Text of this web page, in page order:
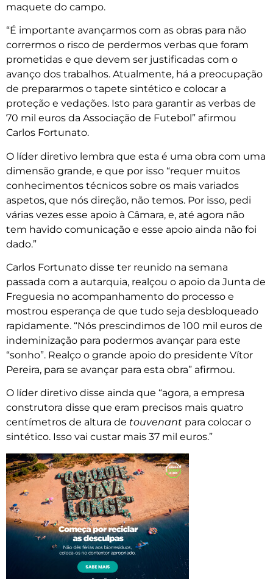
maquete do campo.
“É importante avançarmos com as obras para não
corrermos o risco de perdermos verbas que foram
prometidas e que devem ser justificadas com o
avanço dos trabalhos. Atualmente, há a preocupação
de prepararmos o tapete sintético e colocar a
proteção e vedações. Isto para garantir as verbas de
70 mil euros da Associação de Futebol” afirmou
Carlos Fortunato.
O líder diretivo lembra que esta é uma obra com uma
dimensão grande, e que por isso “requer muitos
conhecimentos técnicos sobre os mais variados
aspetos, que nós direção, não temos. Por isso, pedi
várias vezes esse apoio à Câmara, e, até agora não
tem havido comunicação e esse apoio ainda não foi
dado.”
Carlos Fortunato disse ter reunido na semana
passada com a autarquia, realçou o apoio da Junta de
Freguesia no acompanhamento do processo e
mostrou esperança de que tudo seja desbloqueado
rapidamente. “Nós prescindimos de 100 mil euros de
indeminização para podermos avançar para este
“sonho”. Realço o grande apoio do presidente Vítor
Pereira, para se avançar para esta obra” afirmou.
O líder diretivo disse ainda que “agora, a empresa
construtora disse que eram precisos mais quatro
centímetros de altura de touvenant para colocar o
sintético. Isso vai custar mais 37 mil euros.”